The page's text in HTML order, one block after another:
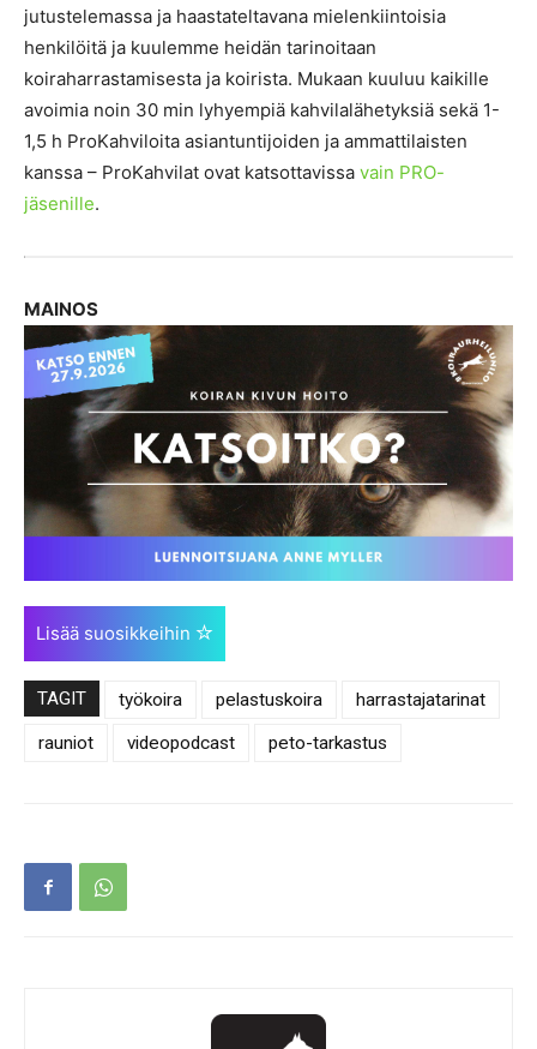
jutustelemassa ja haastateltavana mielenkiintoisia
henkilöitä ja kuulemme heidän tarinoitaan
koiraharrastamisesta ja koirista. Mukaan kuuluu kaikille
avoimia noin 30 min lyhyempiä kahvilalähetyksiä sekä 1-
1,5 h ProKahviloita asiantuntijoiden ja ammattilaisten
kanssa – ProKahvilat ovat katsottavissa vain PRO-
jäsenille.
MAINOS
Lisää suosikkeihin
TAGIT työkoira pelastuskoira
harrastajatarinat
rauniot
videopodcast peto-tarkastus